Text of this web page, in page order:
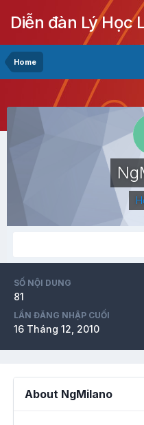
Diễn đàn Lý Học
Home
SỐ NỘI DUNG
81
LẦN ĐĂNG NHẬP CUỐI
16 Tháng 12, 2010
About NgMilano